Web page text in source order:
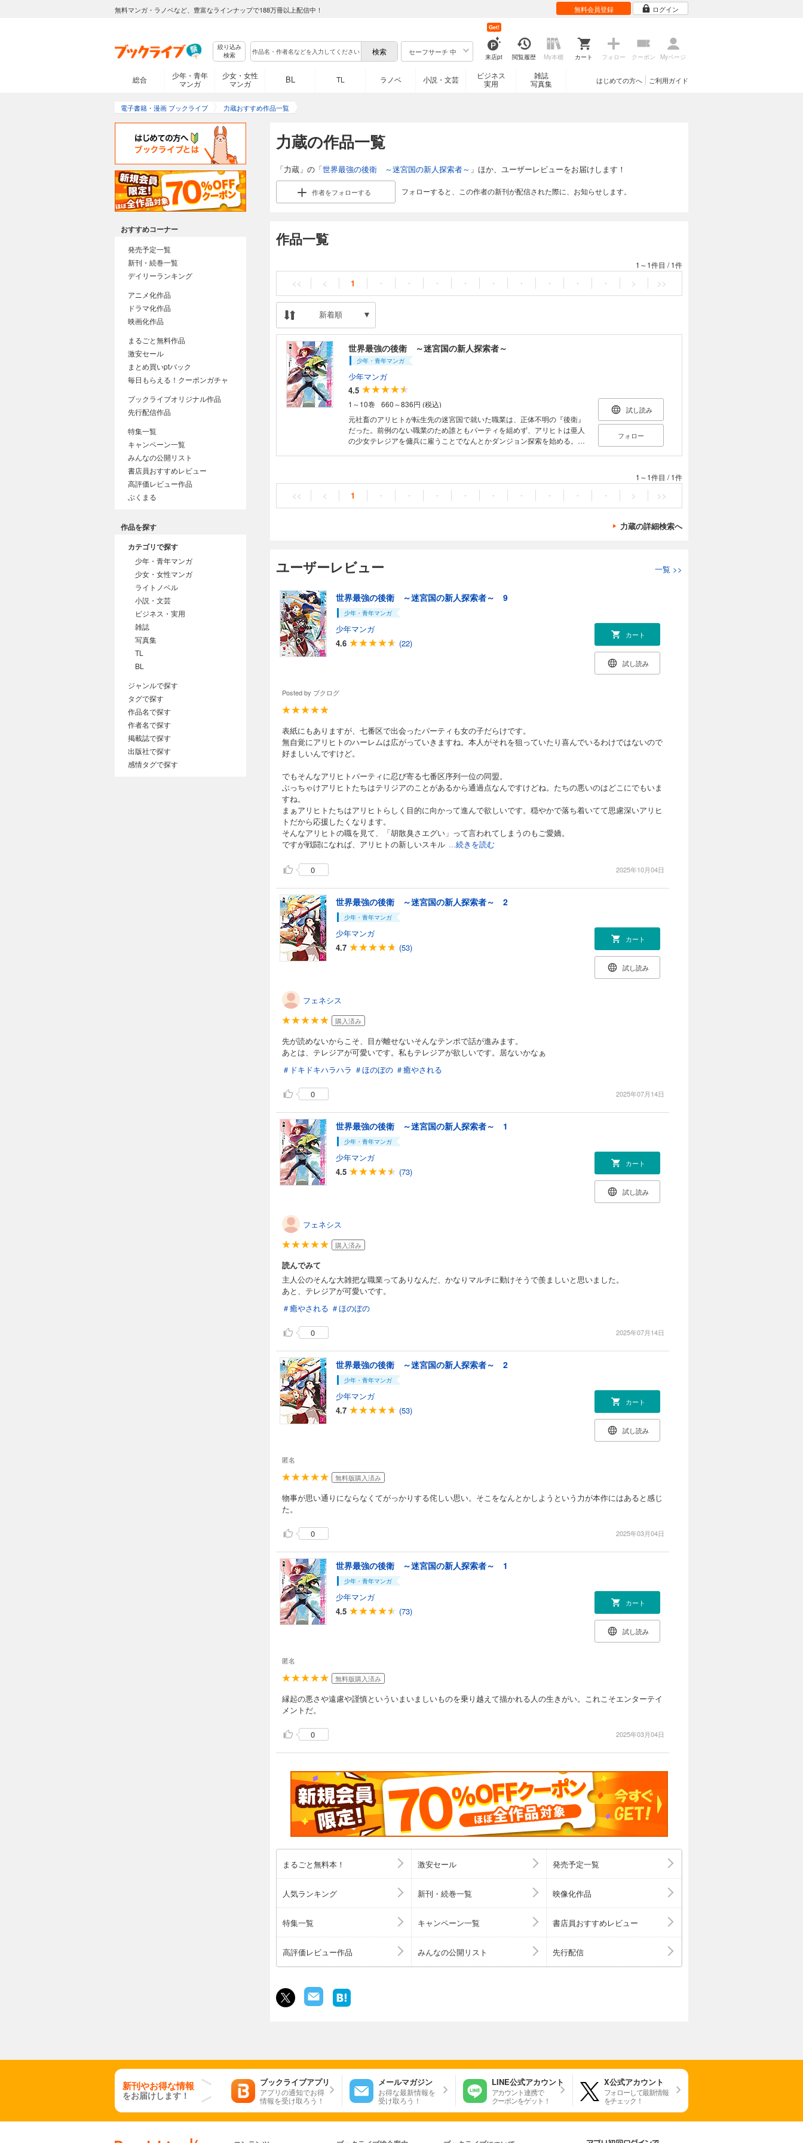
無料マンガ・ラノベなど、豊富なラインナップで188万冊以上配信中！ 無料会員登録 ログイン
絞り込み
検索
セーフサーチ 中
来店pt
Get!
閲覧履歴 My本棚 カート フォロー クーポン Myページ
総合
少年・青年
マンガ
少女・女性
マンガ
BL TL ラノベ 小説・文芸
ビジネス
実用
雑誌
写真集
ご利用ガイド
はじめての方へ
電子書籍・漫画 ブックライブ 力蔵おすすめ作品一覧
力蔵の作品一覧
「力蔵」の「世界最強の後衛 ～迷宮国の新人探索者～ 」ほか、ユーザーレビューをお届けします！
作者をフォローする フォローすると、この作者の新刊が配信された際に、お知らせします。
作品一覧
1～1件目 /1件
<< < 1 ・ ・ ・ ・ ・ ・ ・ ・ ・ > >>
新着順
世界最強の後衛 ～迷宮国の新人探索者～
少年・青年マンガ
少年マンガ
4.5
1～10巻
660～836円 (税込)
元社畜のアリヒトが転生先の迷宮国で就いた職業は、正体不明の『後衛』
だった。前例のない職業のため誰ともパーティを組めず、アリヒトは亜人
の少女テレジアを傭兵に雇うことでなんとかダンジョン探索を始める。し
試し読み
フォロー
1～1件目 /1件
<< < 1 ・ ・ ・ ・ ・ ・ ・ ・ ・ > >>
力蔵の詳細検索へ
ユーザーレビュー 一覧 >>
世界最強の後衛 ～迷宮国の新人探索者～ 9
少年・青年マンガ
少年マンガ
4.6
(22)
カート
試し読み
Posted by ブクログ
表紙にもありますが、七番区で出会ったパーティも女の子だらけです。
無自覚にアリヒトのハーレムは広がっていきますね。本人がそれを狙っていたり喜んでいるわけではないので
好ましいんですけど。
でもそんなアリヒトパーティに忍び寄る七番区序列一位の同盟。
ぶっちゃけアリヒトたちはテリジアのことがあるから通過点なんですけどね。たちの悪いのはどこにでもいま
すね。
まぁアリヒトたちはアリヒトらしく目的に向かって進んで欲しいです。穏やかで落ち着いてて思慮深いアリヒ
トだから応援したくなります。
そんなアリヒトの職を見て、「胡散臭さエグい」って言われてしまうのもご愛嬌。
ですが戦闘になれば、アリヒトの新しいスキル ...続きを読む
0 2025年10月04日
世界最強の後衛 ～迷宮国の新人探索者～ 2
少年・青年マンガ
少年マンガ
4.7
(53)
カート
試し読み
フェネシス
購入済み
先が読めないからこそ、目が離せないそんなテンポで話が進みます。
あとは、テレジアが可愛いです。私もテレジアが欲しいです。居ないかなぁ
＃ドキドキハラハラ ＃ほのぼの ＃癒やされる
0 2025年07月14日
世界最強の後衛 ～迷宮国の新人探索者～ 1
少年・青年マンガ
少年マンガ
4.5
(73)
カート
試し読み
フェネシス
購入済み
読んでみて
主人公のそんな大雑把な職業ってありなんだ、かなりマルチに動けそうで羨ましいと思いました。
あと、テレジアが可愛いです。
＃癒やされる ＃ほのぼの
0 2025年07月14日
世界最強の後衛 ～迷宮国の新人探索者～ 2
少年・青年マンガ
少年マンガ
4.7
(53)
カート
試し読み
匿名
無料版購入済み
物事が思い通りにならなくてがっかりする侘しい思い。そこをなんとかしようという力が本作にはあると感じ
た。
0 2025年03月04日
世界最強の後衛 ～迷宮国の新人探索者～ 1
少年・青年マンガ
少年マンガ
4.5
(73)
カート
試し読み
匿名
無料版購入済み
縁起の悪さや遠慮や謹慎といういまいましいものを乗り越えて描かれる人の生きがい。これこそエンターテイ
メントだ。
0 2025年03月04日
まるごと無料本！ 激安セール 発売予定一覧
人気ランキング 新刊・続巻一覧 映像化作品
特集一覧 キャンペーン一覧 書店員おすすめレビュー
高評価レビュー作品 みんなの公開リスト 先行配信
おすすめコーナー
発売予定一覧
新刊・続巻一覧
デイリーランキング
アニメ化作品
ドラマ化作品
映画化作品
まるごと無料作品
激安セール
まとめ買いptバック
毎日もらえる！クーポンガチャ
ブックライブオリジナル作品
先行配信作品
特集一覧
キャンペーン一覧
みんなの公開リスト
書店員おすすめレビュー
高評価レビュー作品
ぶくまる
作品を探す
カテゴリで探す
少年・青年マンガ
少女・女性マンガ
ライトノベル
小説・文芸
ビジネス・実用
雑誌
写真集
TL
BL
ジャンルで探す
タグで探す
作品名で探す
作者名で探す
掲載誌で探す
出版社で探す
感情タグで探す
新刊やお得な情報
をお届けします！
ブックライブアプリ
アプリの通知でお得
情報を受け取ろう！
メールマガジン
お得な最新情報を
受け取ろう！
LINE公式アカウント
アカウント連携で
クーポンをゲット！
X公式アカウント
フォローして最新情報
をチェック！